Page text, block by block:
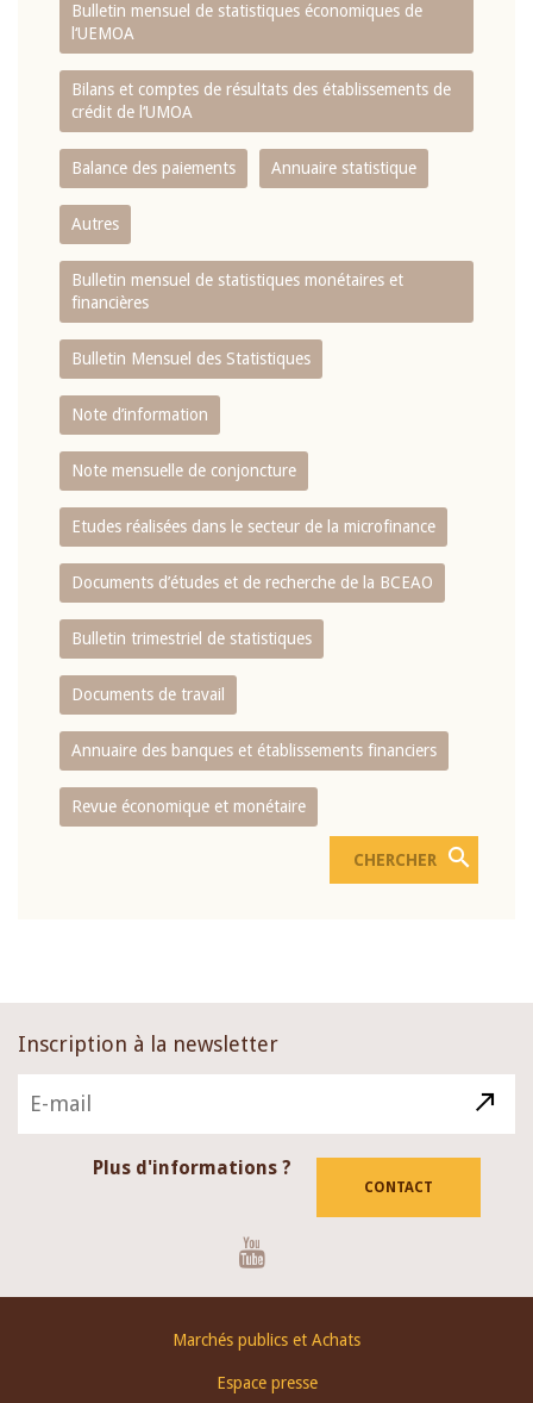
Bulletin mensuel de statistiques économiques de
l‘UEMOA
Bilans et comptes de résultats des établissements de
crédit de l‘UMOA
Balance des paiements Annuaire statistique
Autres
Bulletin mensuel de statistiques monétaires et
financières
Bulletin Mensuel des Statistiques
Note d’information
Note mensuelle de conjoncture
Etudes réalisées dans le secteur de la microfinance
Documents d’études et de recherche de la BCEAO
Bulletin trimestriel de statistiques
Documents de travail
Annuaire des banques et établissements financiers
Revue économique et monétaire
Inscription à la newsletter
Plus d'informations ?
CONTACT
Marchés publics et Achats
Espace presse